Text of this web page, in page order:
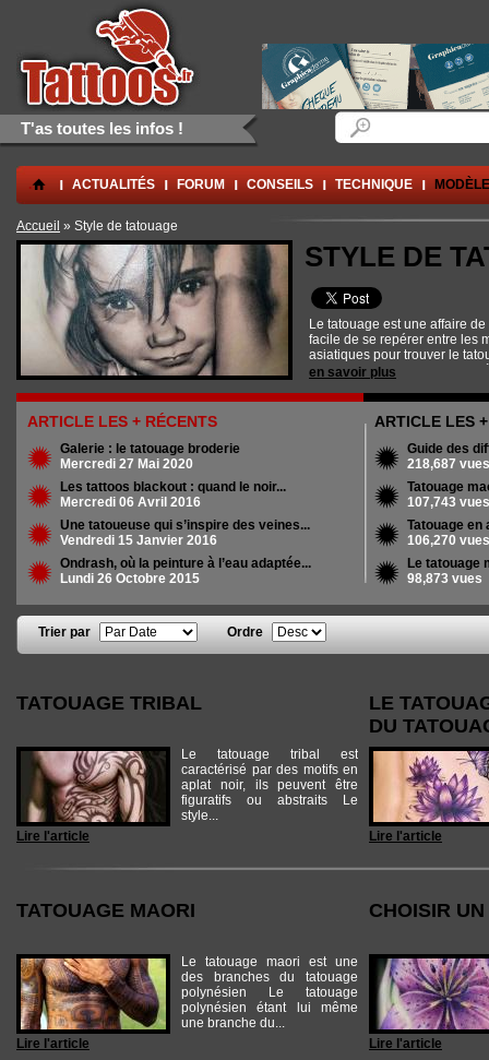
Aller au contenu principal
Skip to navigation
T'as toutes les infos !
. ACTUALITÉS FORUM CONSEILS TECHNIQUE
Vous êtes ici
Accueil » Style de tatouage
STYLE DE
Le tatouage est une affaire
facile de se repérer entre les
asiatiques pour trouver le
Heureusement, Tattoos.fr est
différents courants
nous vous dirons tout ! Nous
aider à déterminer les
telle partie du corps.
en savoir plus
ARTICLE LES + RÉCENTS
Galerie : le tatouage broderie
Mercredi 27 Mai 2020
Les tattoos blackout : quand le noir...
Mercredi 06 Avril 2016
Une tatoueuse qui s’inspire des veines...
Vendredi 15 Janvier 2016
Ondrash, où la peinture à l’eau adaptée...
Lundi 26 Octobre 2015
ARTICLE LES
Guide des
218,687 vues
Tatouage
107,743 vues
Tatouage en
106,270 vues
Le tatouage
98,873 vues
Trier par Ordre
TATOUAGE TRIBAL
Le tatouage tribal est
caractérisé par des motifs en
aplat noir, ils peuvent être
figuratifs ou abstraits Le
style...
Lire l'article
LE
DU
Lire l'article
TATOUAGE MAORI
Le tatouage maori est une
des branches du tatouage
polynésien Le tatouage
polynésien étant lui même
une branche du...
Lire l'article
CHOISIR
Lire l'article